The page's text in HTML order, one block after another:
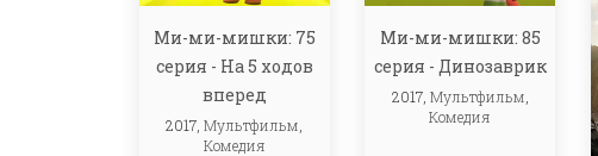
Ми-ми-мишки: 75
серия - На 5 ходов
вперед
2017,Мультфильм
Комедия
Ми-ми-мишки: 85
серия - Динозаврик
2017, Мультфильм
Комедия